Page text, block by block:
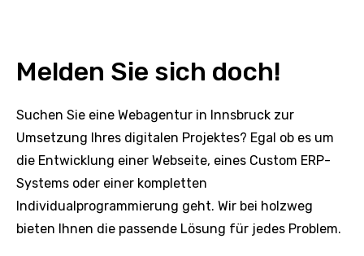
Melden Sie sich doch!
Suchen Sie eine Webagentur in Innsbruck zur
Umsetzung Ihres digitalen Projektes? Egal ob es um
die Entwicklung einer Webseite, eines Custom ERP-
Systems oder einer kompletten
Individualprogrammierung geht. Wir bei holzweg
bieten Ihnen die passende Lösung für jedes Problem.